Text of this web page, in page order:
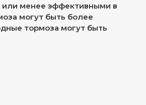
или менее эффективными в
могут быть более
тормоза могут быть